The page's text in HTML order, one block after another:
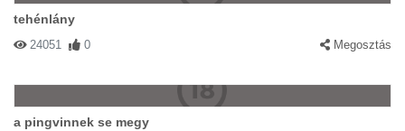
tehénlány
24051 0 Megosztás
a pingvinnek se megy